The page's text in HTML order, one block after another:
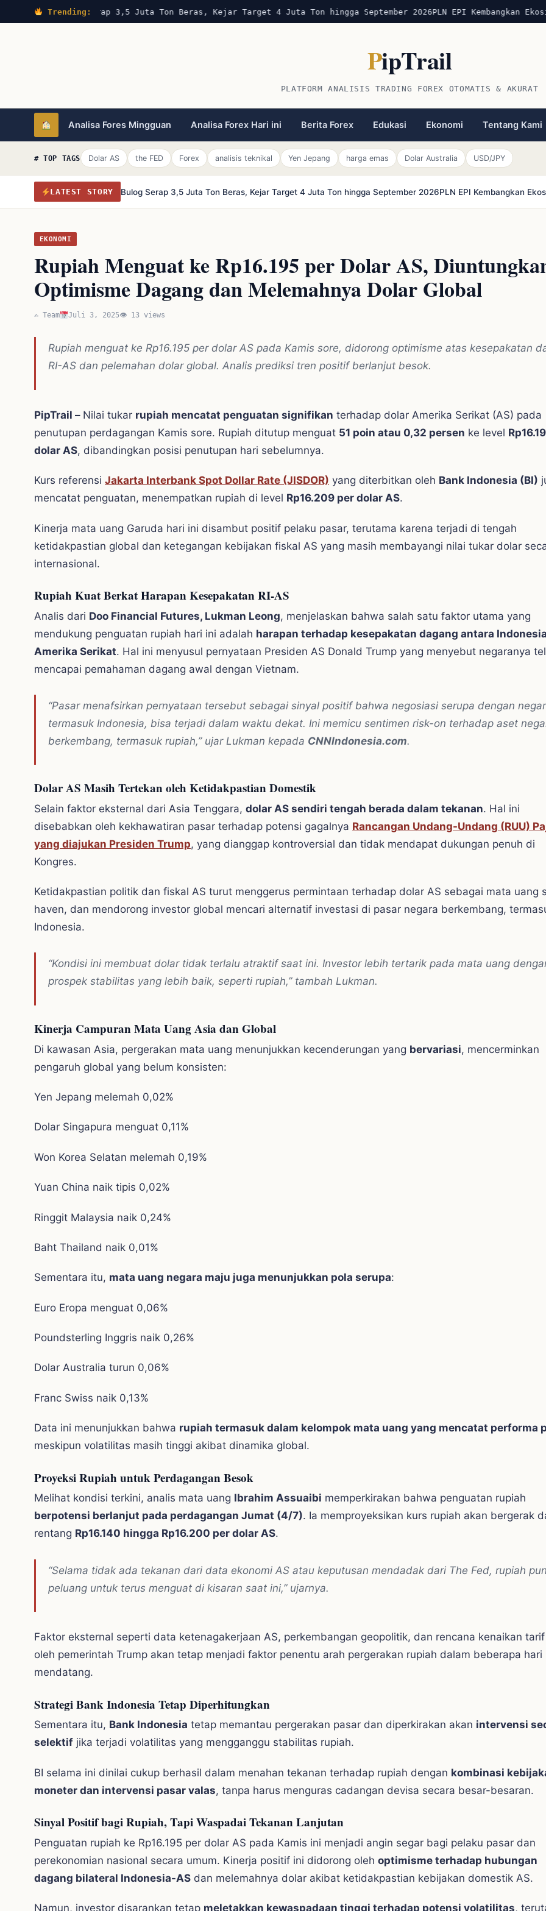
Trending:
Bulog Serap 3,5 Juta Ton Beras, Kejar Target 4 Juta Ton hingga September 2026PLN EPI Kembangkan
PipTrail
PLATFORM ANALISIS TRADING FOREX OTOMATIS & AKURAT
Analisa Fores Mingguan Analisa Forex Hari ini Berita Forex Edukasi Ekonomi Tentang Kami
# TOP TAGS Dolar AS the FED Forex analisis teknikal Yen Jepang harga emas Dolar Australia USD/JPY
LATEST STORY Bulog Serap 3,5 Juta Ton Beras, Kejar Target 4 Juta Ton hingga September 2026PLN EPI Kembangkan
EKONOMI
Rupiah Menguat ke Rp16.195 per Dolar AS,
Optimisme Dagang dan Melemahnya Dolar Global
✍️ Team Juli 3, 2025👁 13 views
Rupiah menguat ke Rp16.195 per dolar AS pada Kamis sore, didorong optimisme atas kesepakatan
RI-AS dan pelemahan dolar global. Analis prediksi tren positif berlanjut besok.
PipTrail – Nilai tukar rupiah mencatat penguatan signifikan terhadap dolar Amerika Serikat (AS) pada
penutupan perdagangan Kamis sore. Rupiah ditutup menguat 51 poin atau 0,32 persen ke level
dolar AS, dibandingkan posisi penutupan hari sebelumnya.
Kurs referensi Jakarta Interbank Spot Dollar Rate (JISDOR) yang diterbitkan oleh Bank Indonesia (BI)
mencatat penguatan, menempatkan rupiah di level Rp16.209 per dolar AS.
Kinerja mata uang Garuda hari ini disambut positif pelaku pasar, terutama karena terjadi di tengah
ketidakpastian global dan ketegangan kebijakan fiskal AS yang masih membayangi nilai tukar dolar
internasional.
Rupiah Kuat Berkat Harapan Kesepakatan RI-AS
Analis dari Doo Financial Futures, Lukman Leong, menjelaskan bahwa salah satu faktor utama yang
mendukung penguatan rupiah hari ini adalah harapan terhadap kesepakatan dagang antara
Amerika Serikat. Hal ini menyusul pernyataan Presiden AS Donald Trump yang menyebut negaranya
mencapai pemahaman dagang awal dengan Vietnam.
“Pasar menafsirkan pernyataan tersebut sebagai sinyal positif bahwa negosiasi serupa dengan
termasuk Indonesia, bisa terjadi dalam waktu dekat. Ini memicu sentimen risk-on terhadap aset
berkembang, termasuk rupiah,” ujar Lukman kepada CNNIndonesia.com.
Dolar AS Masih Tertekan oleh Ketidakpastian Domestik
Selain faktor eksternal dari Asia Tenggara, dolar AS sendiri tengah berada dalam tekanan. Hal ini
disebabkan oleh kekhawatiran pasar terhadap potensi gagalnya Rancangan Undang-Undang (RUU)
yang diajukan Presiden Trump, yang dianggap kontroversial dan tidak mendapat dukungan penuh di
Kongres.
Ketidakpastian politik dan fiskal AS turut menggerus permintaan terhadap dolar AS sebagai mata uang
haven, dan mendorong investor global mencari alternatif investasi di pasar negara berkembang,
Indonesia.
“Kondisi ini membuat dolar tidak terlalu atraktif saat ini. Investor lebih tertarik pada mata uang
prospek stabilitas yang lebih baik, seperti rupiah,” tambah Lukman.
Kinerja Campuran Mata Uang Asia dan Global
Di kawasan Asia, pergerakan mata uang menunjukkan kecenderungan yang bervariasi, mencerminkan
pengaruh global yang belum konsisten:
Yen Jepang melemah 0,02%
Dolar Singapura menguat 0,11%
Won Korea Selatan melemah 0,19%
Yuan China naik tipis 0,02%
Ringgit Malaysia naik 0,24%
Baht Thailand naik 0,01%
Sementara itu, mata uang negara maju juga menunjukkan pola serupa:
Euro Eropa menguat 0,06%
Poundsterling Inggris naik 0,26%
Dolar Australia turun 0,06%
Franc Swiss naik 0,13%
Data ini menunjukkan bahwa rupiah termasuk dalam kelompok mata uang yang mencatat performa
meskipun volatilitas masih tinggi akibat dinamika global.
Proyeksi Rupiah untuk Perdagangan Besok
Melihat kondisi terkini, analis mata uang Ibrahim Assuaibi memperkirakan bahwa penguatan rupiah
berpotensi berlanjut pada perdagangan Jumat (4/7). Ia memproyeksikan kurs rupiah akan bergerak
rentang Rp16.140 hingga Rp16.200 per dolar AS.
“Selama tidak ada tekanan dari data ekonomi AS atau keputusan mendadak dari The Fed, rupiah
peluang untuk terus menguat di kisaran saat ini,” ujarnya.
Faktor eksternal seperti data ketenagakerjaan AS, perkembangan geopolitik, dan rencana kenaikan
oleh pemerintah Trump akan tetap menjadi faktor penentu arah pergerakan rupiah dalam beberapa hari
mendatang.
Strategi Bank Indonesia Tetap Diperhitungkan
Sementara itu, Bank Indonesia tetap memantau pergerakan pasar dan diperkirakan akan intervensi
selektif jika terjadi volatilitas yang mengganggu stabilitas rupiah.
BI selama ini dinilai cukup berhasil dalam menahan tekanan terhadap rupiah dengan kombinasi
moneter dan intervensi pasar valas, tanpa harus menguras cadangan devisa secara besar-besaran.
Sinyal Positif bagi Rupiah, Tapi Waspadai Tekanan Lanjutan
Penguatan rupiah ke Rp16.195 per dolar AS pada Kamis ini menjadi angin segar bagi pelaku pasar dan
perekonomian nasional secara umum. Kinerja positif ini didorong oleh optimisme terhadap hubungan
dagang bilateral Indonesia-AS dan melemahnya dolar akibat ketidakpastian kebijakan domestik AS.
Namun, investor disarankan tetap meletakkan kewaspadaan tinggi terhadap potensi volatilitas,